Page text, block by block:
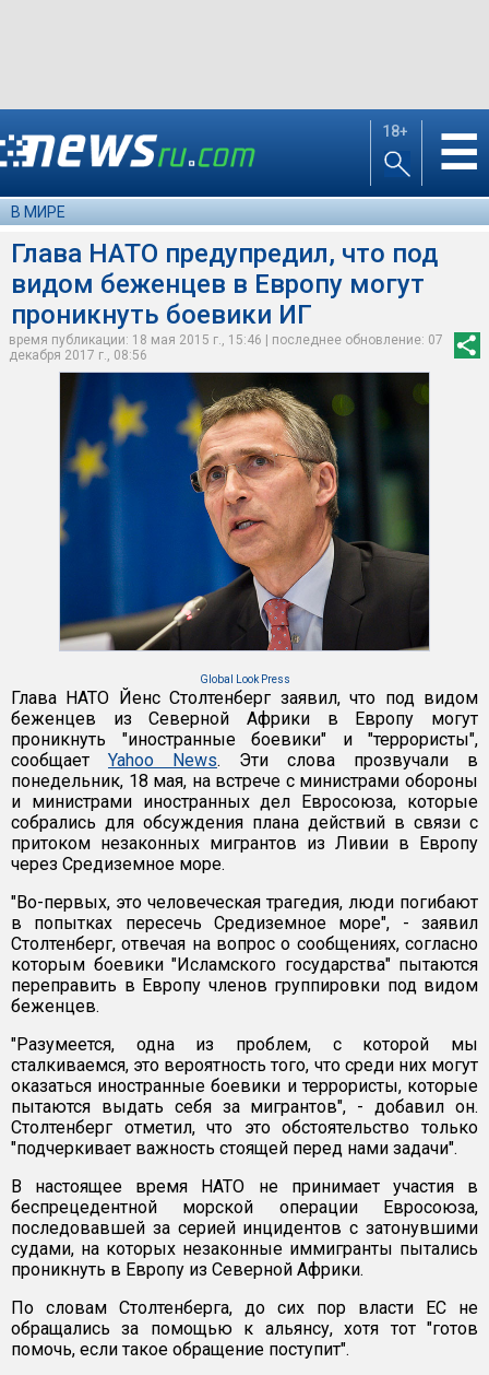
18+ ☰
В МИРЕ
Глава НАТО предупредил, что под
видом беженцев в Европу могут
проникнуть боевики ИГ
время публикации: 18 мая 2015 г., 15:46 | последнее обновление: 07
декабря 2017 г., 08:56
Global Look Press
Глава НАТО Йенс Столтенберг заявил, что под видом
беженцев из Северной Африки в Европу могут
проникнуть "иностранные боевики" и "террористы",
сообщает Yahoo News. Эти слова прозвучали в
понедельник, 18 мая, на встрече с министрами обороны
и министрами иностранных дел Евросоюза, которые
собрались для обсуждения плана действий в связи с
притоком незаконных мигрантов из Ливии в Европу
через Средиземное море.
"Во-первых, это человеческая трагедия, люди погибают
в попытках пересечь Средиземное море", - заявил
Столтенберг, отвечая на вопрос о сообщениях, согласно
которым боевики "Исламского государства" пытаются
переправить в Европу членов группировки под видом
беженцев.
"Разумеется, одна из проблем, с которой мы
сталкиваемся, это вероятность того, что среди них могут
оказаться иностранные боевики и террористы, которые
пытаются выдать себя за мигрантов", - добавил он.
Столтенберг отметил, что это обстоятельство только
"подчеркивает важность стоящей перед нами задачи".
В настоящее время НАТО не принимает участия в
беспрецедентной морской операции Евросоюза,
последовавшей за серией инцидентов с затонувшими
судами, на которых незаконные иммигранты пытались
проникнуть в Европу из Северной Африки.
По словам Столтенберга, до сих пор власти ЕС не
обращались за помощью к альянсу, хотя тот "готов
помочь, если такое обращение поступит".